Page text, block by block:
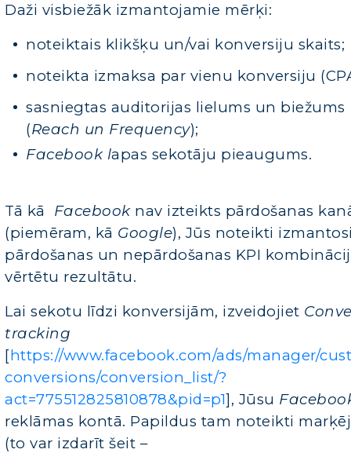
Daži visbiežāk izmantojamie mērķi:
noteiktais klikšķu un/vai konversiju skaits;
noteikta izmaksa par vienu konversiju
sasniegtas auditorijas lielums un biežums
(Reach un Frequency);
Facebook lapas sekotāju pieaugums.
Tā kā Facebook nav izteikts pārdošanas
(piemēram, kā Google), Jūs noteikti
pārdošanas un nepārdošanas KPI
vērtētu rezultātu.
Lai sekotu līdzi konversijām, izveidojiet
tracking
[https://www.facebook.com/ads/manager/
conversions/conversion_list/?
act=775512825810878&pid=p1], Jūsu
reklāmas kontā. Papildus tam noteikti
(to var izdarīt šeit –